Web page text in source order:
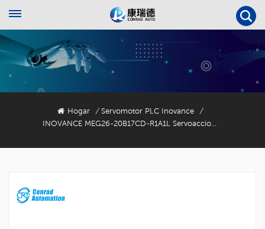
Hogar / Servomotor PLC Inovance
/
INOVANCE MEG26-20B17CD-R1A1L Servoaccionamiento Electrohidráulico Para Máquina De Moldeo Por Inyección